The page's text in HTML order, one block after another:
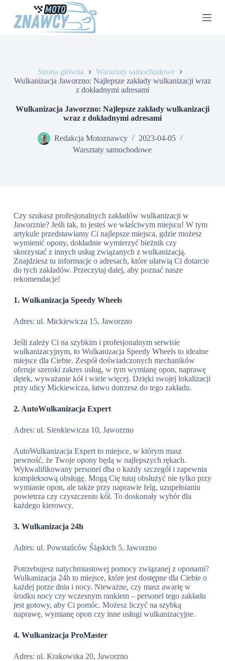
Strona główna
Warsztaty samochodowe
Wulkanizacja Jaworzno: Najlepsze zakłady wulkanizacji wraz
z dokładnymi adresami
Wulkanizacja Jaworzno: Najlepsze zakłady wulkanizacji
wraz z dokładnymi adresami
Redakcja Motoznawcy
2023-04-05
Warsztaty samochodowe
Czy szukasz profesjonalnych zakładów wulkanizacji w
Jaworznie? Jeśli tak, to jesteś we właściwym miejscu! W tym
artykule przedstawiamy Ci najlepsze miejsca, gdzie możesz
wymienić opony, dokładnie wymierzyć bieżnik czy
skorzystać z innych usług związanych z wulkanizacją.
Znajdziesz tu informacje o adresach, które ułatwią Ci dotarcie
do tych zakładów. Przeczytaj dalej, aby poznać nasze
rekomendacje!
1. Wulkanizacja Speedy Wheels
Adres: ul. Mickiewicza 15, Jaworzno
Jeśli zależy Ci na szybkim i profesjonalnym serwisie
wulkanizacyjnym, to Wulkanizacja Speedy Wheels to idealne
miejsce dla Ciebie. Zespół doświadczonych mechaników
oferuje szeroki zakres usług, w tym wymianę opon, naprawę
dętek, wyważanie kół i wiele więcej. Dzięki swojej lokalizacji
przy ulicy Mickiewicza, łatwo dotrzesz do tego zakładu.
2. AutoWulkanizacja Expert
Adres: ul. Sienkiewicza 10, Jaworzno
AutoWulkanizacja Expert to miejsce, w którym masz
pewność, że Twoje opony będą w najlepszych rękach.
Wykwalifikowany personel dba o każdy szczegół i zapewnia
kompleksową obsługę. Mogą Cię tutaj obsłużyć nie tylko przy
wymianie opon, ale także przy naprawie felg, uzupełnianiu
powietrza czy czyszczeniu kół. To doskonały wybór dla
każdego kierowcy.
3. Wulkanizacja 24h
Adres: ul. Powstańców Śląskich 5, Jaworzno
Potrzebujesz natychmiastowej pomocy związanej z oponami?
Wulkanizacja 24h to miejsce, które jest dostępne dla Ciebie o
każdej porze dnia i nocy. Nieważne, czy masz awarię w
środku nocy czy wczesnym rankiem – personel tego zakładu
jest gotowy, aby Ci pomóc. Możesz liczyć na szybką
naprawę, wymianę opon czy inne usługi wulkanizacyjne.
4. Wulkanizacja ProMaster
Adres: ul. Krakowska 20, Jaworzno